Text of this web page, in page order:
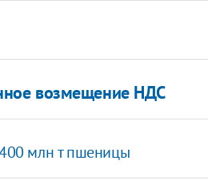
возмещение НДС
млн т пшеницы